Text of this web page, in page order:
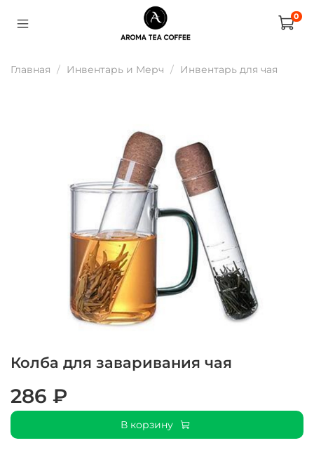
0
Главная Инвентарь и Мерч Инвентарь для чая
Колба для заваривания чая
286 ₽
В корзину